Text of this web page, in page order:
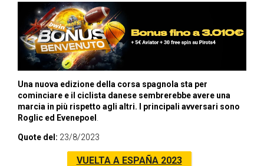
Una nuova edizione della corsa spagnola sta per
cominciare e il ciclista danese sembrerebbe avere una
marcia in più rispetto agli altri. I principali avversari sono
Roglic ed Evenepoel .
Quote del: 23/8/2023
VUELTA A ESPAÑA 2023